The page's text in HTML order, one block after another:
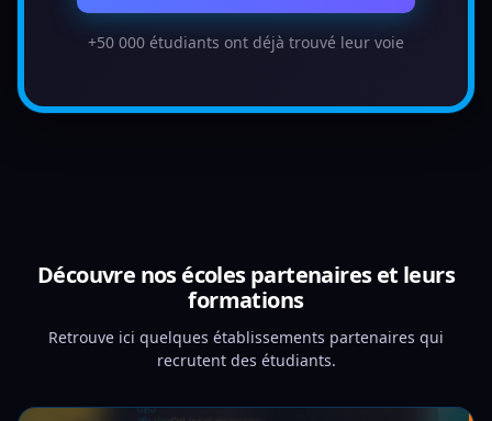
+50 000 étudiants ont déjà trouvé leur voie
Découvre nos écoles partenaires et leurs
formations
Retrouve ici quelques établissements partenaires qui
recrutent des étudiants.